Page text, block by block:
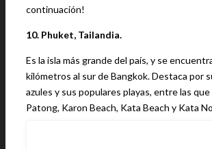
continuación!
10. Phuket, Tailandia.
Es la isla más grande del país, y se
kilómetros al sur de Bangkok. Destaca por
azules y sus populares playas, entre las
Patong, Karon Beach, Kata Beach y Kata